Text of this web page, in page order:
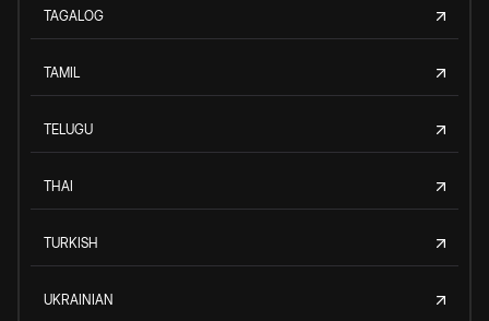
TAGALOG
TAMIL
TELUGU
THAI
TURKISH
UKRAINIAN